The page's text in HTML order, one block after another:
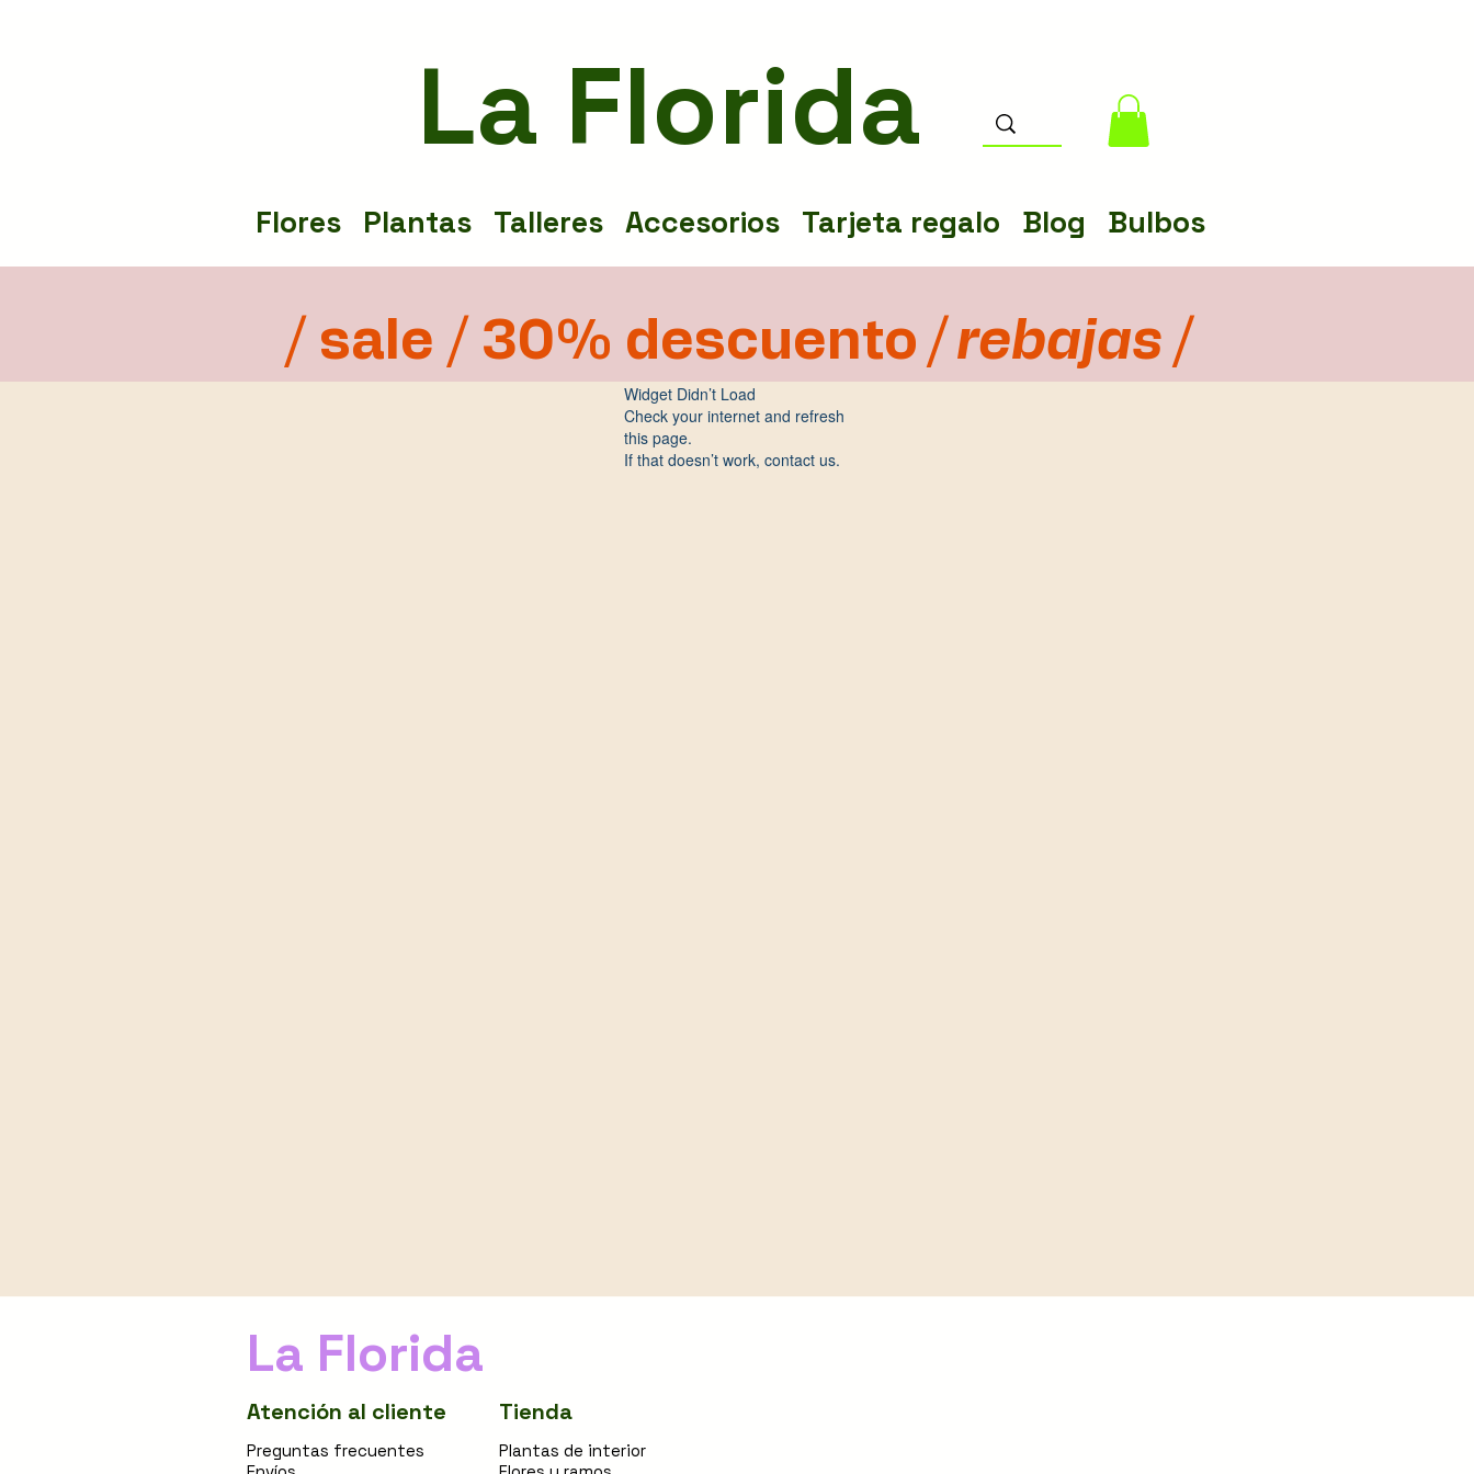
La Florida
Flores Plantas Talleres Accesorios Tarjeta regalo Blog Bulbos
Widget Didn’t Load
Check your internet and refresh
this page.
If that doesn’t work, contact us.
/ sale / 30% descuento / rebajas /
La Florida
Atención al cliente
Preguntas frecuentes
Tienda
Plantas de interior